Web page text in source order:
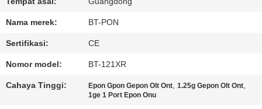
PRIVACY
POLICY
Nama merek: BT-PON
Sertifikasi: CE
Nomor model: BT-121XR
Cahaya Tinggi: Epon Gpon Gepon Olt Ont,1.25g Gepon Olt Ont,
1ge 1 Port Epon Onu